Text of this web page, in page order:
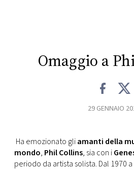
Omaggio a
29 GENNAIO
Ha emozionato gliamanti della
mondo, Phil Collins, sia con i
periodo da artista solista. Dal 1970 a